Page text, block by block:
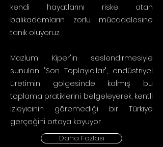
kendi hayatlarını riske atan
balıkadamların zorlu mücadelesine
tanık oluyoruz.
Mazlum Kiper'in seslendirmesiyle
sunulan "Son Toplayıcılar", endüstriyel
üretimin gölgesinde kalmış bu
toplama pratiklerini belgeleyerek, kentli
izleyicinin göremediği bir Türkiye
gerçeğini ortaya koyuyor.
Daha Fazlası